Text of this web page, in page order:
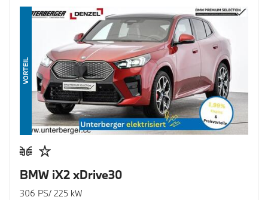
VORTEIL
BMW iX2 xDrive30
306 PS/ 225 kW